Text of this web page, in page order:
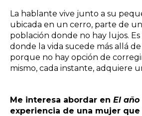
La hablante vive junto a su
ubicada en un cerro, parte de
población donde no hay lujos. Es
donde la vida sucede más allá
porque no hay opción de
mismo, cada instante, adquiere
Me interesa abordar en El
experiencia de una mujer que